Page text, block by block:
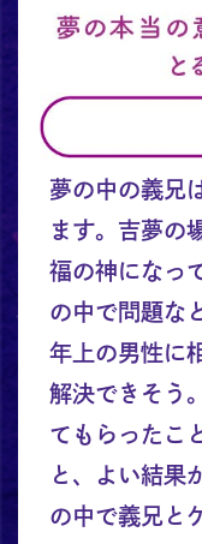
夢の中の義兄
ます。吉夢の
福の神になっ
の中で問題な
年上の男性に
解決できそう
てもらったこ
と、よい結果
の中で義兄と